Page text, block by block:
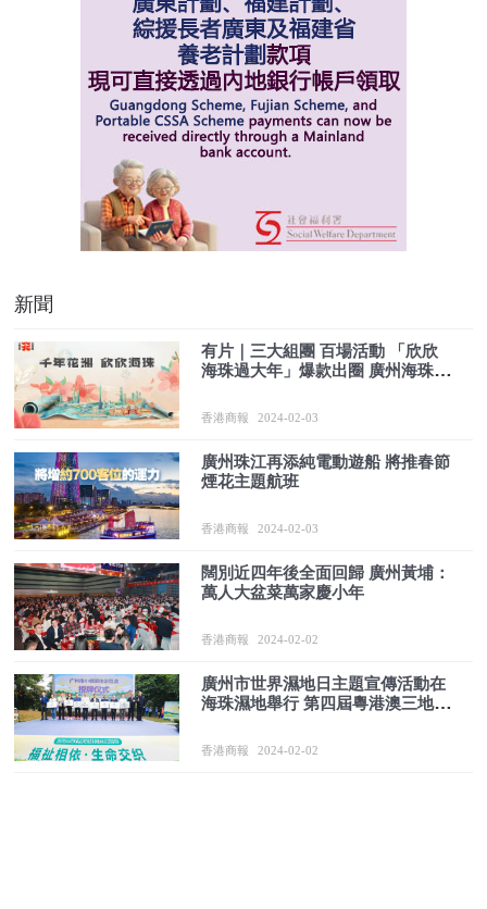
新聞
有片｜三大組團 百場活動 「欣欣
海珠過大年」爆款出圈 廣州海珠邀
香港商報 2024-02-03
廣州珠江再添純電動遊船 將推春節
煙花主題航班
香港商報 2024-02-03
闊別近四年後全面回歸 廣州黃埔：
萬人大盆菜萬家慶小年
香港商報 2024-02-02
廣州市世界濕地日主題宣傳活動在
海珠濕地舉行 第四屆粵港澳三地觀
香港商報 2024-02-02